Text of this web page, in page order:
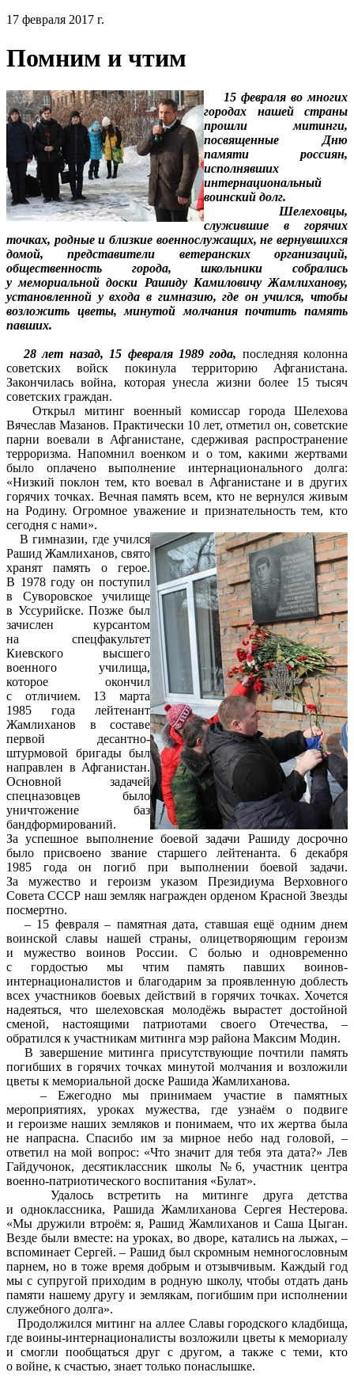
17 февраля 2017 г.
Помним и чтим
15 февраля во многих
городах нашей страны
прошли митинги,
посвященные Дню
памяти россиян,
исполнявших
интернациональный
воинский долг.
Шелеховцы,
служившие в горячих
точках, родные и близкие военнослужащих, не вернувшихся
домой, представители ветеранских организаций,
общественность города, школьники собрались
у мемориальной доски Рашиду Камиловичу Жамлиханову,
установленной у входа в гимназию, где он учился, чтобы
возложить цветы, минутой молчания почтить память
павших.
28 лет назад, 15 февраля 1989 года, последняя колонна
советских войск покинула территорию Афганистана.
Закончилась война, которая унесла жизни более 15 тысяч
советских граждан.
Открыл митинг военный комиссар города Шелехова
Вячеслав Мазанов. Практически 10 лет, отметил он, советские
парни воевали в Афганистане, сдерживая распространение
терроризма. Напомнил военком и о том, какими жертвами
было оплачено выполнение интернационального долга:
«Низкий поклон тем, кто воевал в Афганистане и в других
горячих точках. Вечная память всем, кто не вернулся живым
на Родину. Огромное уважение и признательность тем, кто
сегодня с нами».
В гимназии, где учился
Рашид Жамлиханов, свято
хранят память о герое.
В 1978 году он поступил
в Суворовское училище
в Уссурийске. Позже был
зачислен курсантом
на спецфакультет
Киевского высшего
военного училища,
которое окончил
с отличием. 13 марта
1985 года лейтенант
Жамлиханов в составе
первой десантно-
штурмовой бригады был
направлен в Афганистан.
Основной задачей
спецназовцев было
уничтожение баз
бандформирований.
За успешное выполнение боевой задачи Рашиду досрочно
было присвоено звание старшего лейтенанта. 6 декабря
1985 года он погиб при выполнении боевой задачи.
За мужество и героизм указом Президиума Верховного
Совета СССР наш земляк награжден орденом Красной Звезды
посмертно.
– 15 февраля – памятная дата, ставшая ещё одним днем
воинской славы нашей страны, олицетворяющим героизм
и мужество воинов России. С болью и одновременно
с гордостью мы чтим память павших воинов-
интернационалистов и благодарим за проявленную доблесть
всех участников боевых действий в горячих точках. Хочется
надеяться, что шелеховская молодёжь вырастет достойной
сменой, настоящими патриотами своего Отечества, –
обратился к участникам митинга мэр района Максим Модин.
В завершение митинга присутствующие почтили память
погибших в горячих точках минутой молчания и возложили
цветы к мемориальной доске Рашида Жамлиханова.
– Ежегодно мы принимаем участие в памятных
мероприятиях, уроках мужества, где узнаём о подвиге
и героизме наших земляков и понимаем, что их жертва была
не напрасна. Спасибо им за мирное небо над головой, –
ответил на мой вопрос: «Что значит для тебя эта дата?» Лев
Гайдучонок, десятиклассник школы №6, участник центра
военно-патриотического воспитания «Булат».
Удалось встретить на митинге друга детства
и одноклассника, Рашида Жамлиханова Сергея Нестерова.
«Мы дружили втроём: я, Рашид Жамлиханов и Саша Цыган.
Везде были вместе: на уроках, во дворе, катались на лыжах, –
вспоминает Сергей. – Рашид был скромным немногословным
парнем, но в тоже время добрым и отзывчивым. Каждый год
мы с супругой приходим в родную школу, чтобы отдать дань
памяти нашему другу и землякам, погибшим при исполнении
служебного долга».
Продолжился митинг на аллее Славы городского кладбища,
где воины-интернационалисты возложили цветы к мемориалу
и смогли пообщаться друг с другом, а также с теми, кто
о войне, к счастью, знает только понаслышке.